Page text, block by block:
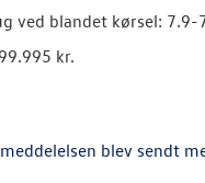
ved blandet kørsel:
kr.
blev sendt